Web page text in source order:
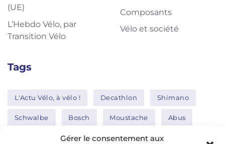
Gérer le consentement aux
(UE)
L’Hebdo Vélo, par
Transition Vélo
Composants
Vélo et société
Tags
L'Actu Vélo, à vélo ! Decathlon Shimano
Schwalbe Bosch Moustache Abus
Thule Nakamura